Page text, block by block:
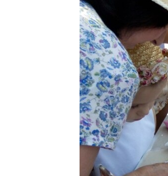
КРЫМ.НЕПОКОРЕННЫЙ
УКРАИНСКАЯ ПРОБЛЕМА КРЫМА